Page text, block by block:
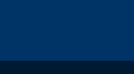
- new tab)